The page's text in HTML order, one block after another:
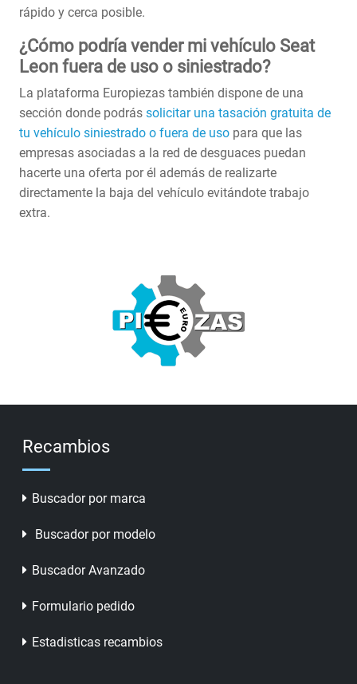
rápido y cerca posible.
¿Cómo podría vender mi vehículo Seat
Leon fuera de uso o siniestrado?
La plataforma Europiezas también dispone de una
sección donde podrás solicitar una tasación gratuita de
tu vehículo siniestrado o fuera de uso para que las
empresas asociadas a la red de desguaces puedan
hacerte una oferta por él además de realizarte
directamente la baja del vehículo evitándote trabajo
extra.
Recambios
Buscador por marca
Buscador por modelo
Buscador Avanzado
Formulario pedido
Estadisticas recambios